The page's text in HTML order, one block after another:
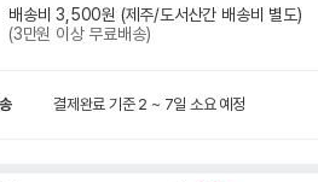
배송비 3,500원 (제주/도서산간 배송비 별도)
(3만원 이상 무료배송)
결제완료 기준 2 ~ 7일 소요 예정